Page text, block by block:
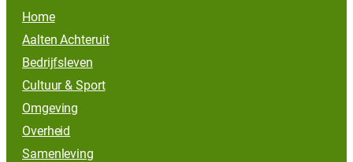
Home
Aalten Achteruit
Bedrijfsleven
Cultuur & Sport
Omgeving
Overheid
Samenleving